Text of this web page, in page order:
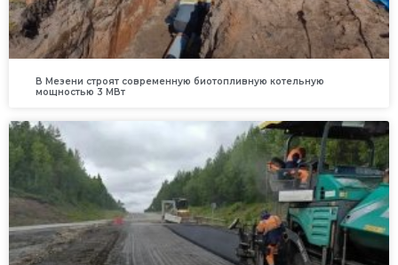
В Мезени строят современную биотопливную котельную
мощностью 3 МВт